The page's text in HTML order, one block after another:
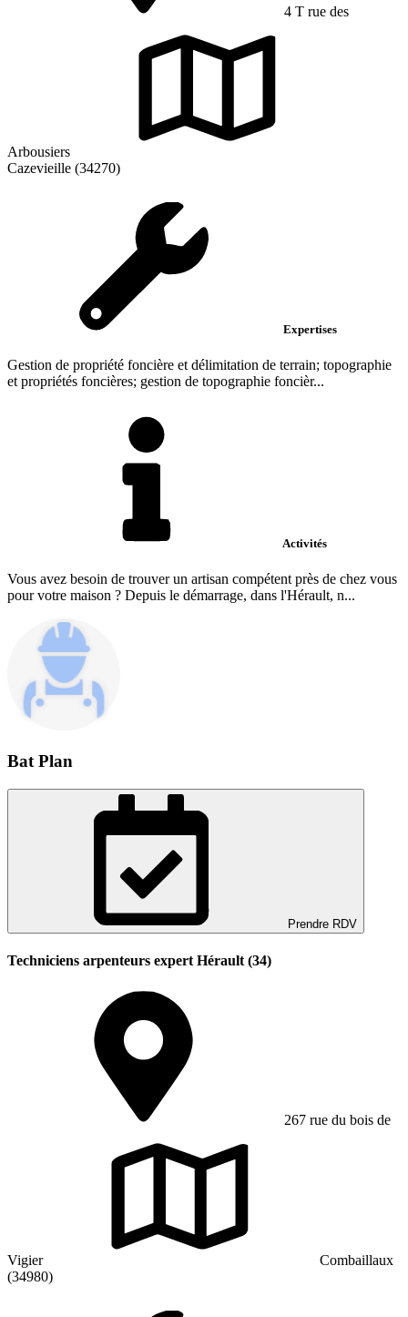
4 T rue des
Arbousiers
Cazevieille (34270)
Expertises
Gestion de propriété foncière et délimitation de terrain; topographie
et propriétés foncières; gestion de topographie foncièr...
Activités
Vous avez besoin de trouver un artisan compétent près de chez vous
pour votre maison ? Depuis le démarrage, dans l'Hérault, n...
Bat Plan
Prendre RDV
Techniciens arpenteurs expert Hérault (34)
267 rue du bois de
Vigier
Combaillaux
(34980)